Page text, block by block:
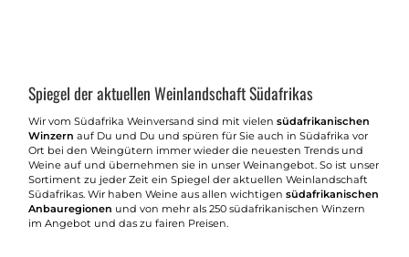
Spiegel der aktuellen Weinlandschaft Südafrikas
Wir vom Südafrika Weinversand sind mit vielen südafrikanischen
Winzern auf Du und Du und spüren für Sie auch in Südafrika vor
Ort bei den Weingütern immer wieder die neuesten Trends und
Weine auf und übernehmen sie in unser Weinangebot. So ist unser
Sortiment zu jeder Zeit ein Spiegel der aktuellen Weinlandschaft
Südafrikas. Wir haben Weine aus allen wichtigen südafrikanischen
Anbauregionen und von mehr als 250 südafrikanischen Winzern
im Angebot und das zu fairen Preisen.